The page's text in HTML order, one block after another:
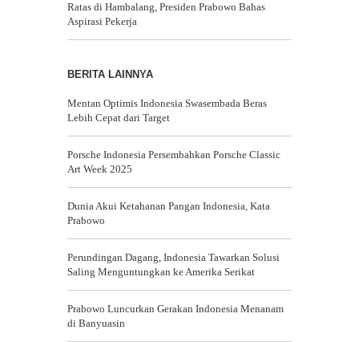
Ratas di Hambalang, Presiden Prabowo Bahas
Aspirasi Pekerja
BERITA LAINNYA
Mentan Optimis Indonesia Swasembada Beras
Lebih Cepat dari Target
Porsche Indonesia Persembahkan Porsche Classic
Art Week 2025
Dunia Akui Ketahanan Pangan Indonesia, Kata
Prabowo
Perundingan Dagang, Indonesia Tawarkan Solusi
Saling Menguntungkan ke Amerika Serikat
Prabowo Luncurkan Gerakan Indonesia Menanam
di Banyuasin